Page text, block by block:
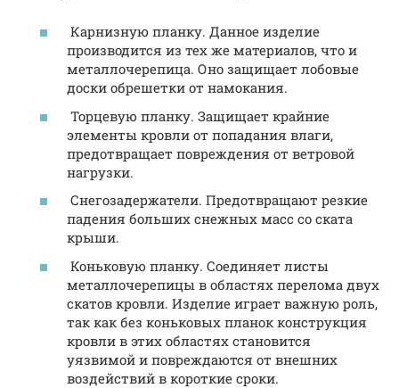
Карнизную планку. Данное изделие
производится из тех же материалов, что и
металлочерепица. Оно защищает лобовые
доски обрешетки от намокания.
Торцевую планку. Защищает крайние
элементы кровли от попадания влаги,
предотвращает повреждения от ветровой
нагрузки.
Снегозадержатели. Предотвращают резкие
падения больших снежных масс со ската
крыши.
Коньковую планку. Соединяет листы
металлочерепицы в областях перелома двух
скатов кровли. Изделие играет важную роль,
так как без коньковых планок конструкция
кровли в этих областях становится
уязвимой и повреждаются от внешних
воздействий в короткие сроки.